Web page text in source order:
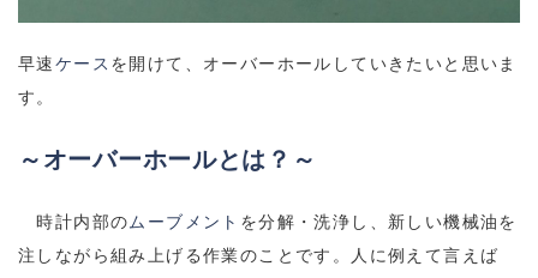
早速ケース を開けて、オーバーホールしていきたいと思いま
す。
～オーバーホールとは？～
時計内部の ムーブメント を分解・洗浄し、新しい機械油を
注しながら組み上げる作業のことです。人に例えて言えば